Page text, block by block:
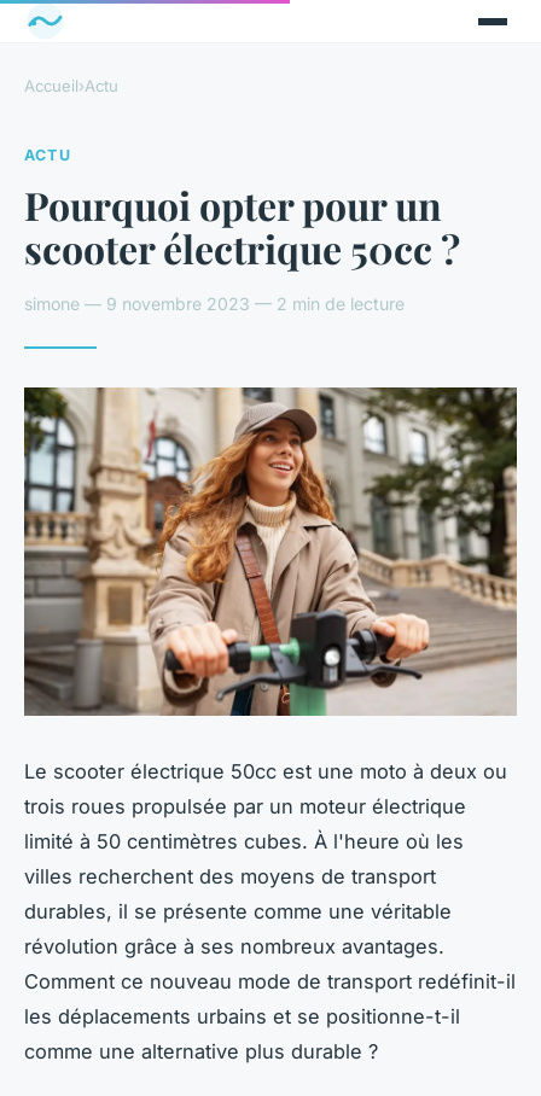
Accueil›Actu
ACTU
Pourquoi opter pour un
scooter électrique 50cc ?
simone — 9 novembre 2023 — 2 min de lecture
Le scooter électrique 50cc est une moto à deux ou
trois roues propulsée par un moteur électrique
limité à 50 centimètres cubes. À l'heure où les
villes recherchent des moyens de transport
durables, il se présente comme une véritable
révolution grâce à ses nombreux avantages.
Comment ce nouveau mode de transport redéfinit-il
les déplacements urbains et se positionne-t-il
comme une alternative plus durable ?